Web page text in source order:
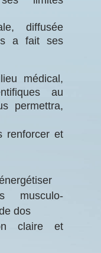
diffusée
a fait ses
médical,
au
permettra,
renforcer et
musculo-
dos
claire et